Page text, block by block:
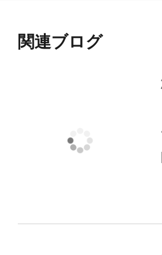
前髪」の選択式。イ
ン髪の毛」とイノセ
・「サイドシニヨン
イノセンティアと同
「ジョイント付き左
可能。
関連ブログ